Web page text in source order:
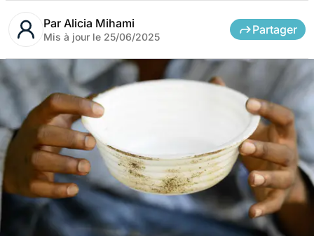
Par Alicia Mihami
Mis à jour le 25/06/2025
Partager